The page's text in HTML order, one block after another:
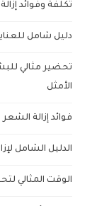
تكلفة وفوائد
دليل شامل
تحضير مثالي
الأمثل
فوائد إزالة
الدليل الشامل
الوقت المثالي